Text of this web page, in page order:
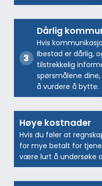
Dårlig
Hvis
Ibestad er dårlig,
tilstrekkelig
spørsmålene
å vurdere å bytte.
Høye kostnader
Hvis du føler at
for mye betalt for
være lurt å undersøke